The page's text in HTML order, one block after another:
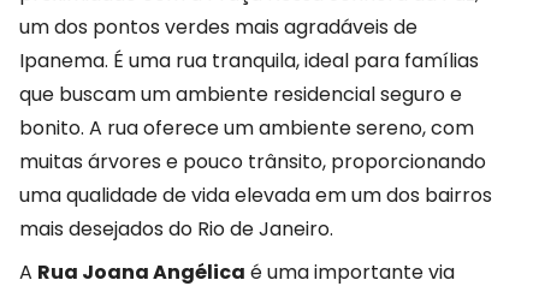
um dos pontos verdes mais agradáveis de
Ipanema. É uma rua tranquila, ideal para famílias
que buscam um ambiente residencial seguro e
bonito. A rua oferece um ambiente sereno, com
muitas árvores e pouco trânsito, proporcionando
uma qualidade de vida elevada em um dos bairros
mais desejados do Rio de Janeiro.
A Rua Joana Angélica é uma importante via